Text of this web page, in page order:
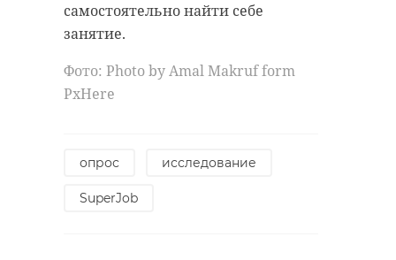
самостоятельно найти себе
занятие.
Фото: Photo by Amal Makruf form
PxHere
опрос исследование
SuperJob